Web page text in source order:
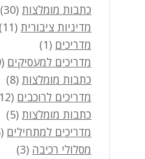
כתבות מומלצות(30)
מדיניות ציבורית(11)
מדריכים (1)
מדריכים למעסיקים (9)
כתבות מומלצות(8)
מדריכים לרוכבים (12)
כתבות מומלצות(5)
מדריכים למתחילים (6)
מסלולי רכיבה (3)